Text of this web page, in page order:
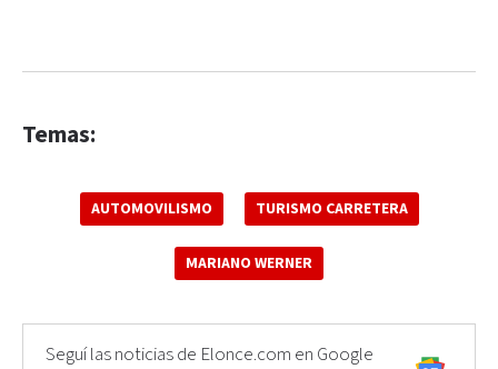
Temas:
AUTOMOVILISMO TURISMO CARRETERA
MARIANO WERNER
Seguí las noticias de Elonce.com en Google